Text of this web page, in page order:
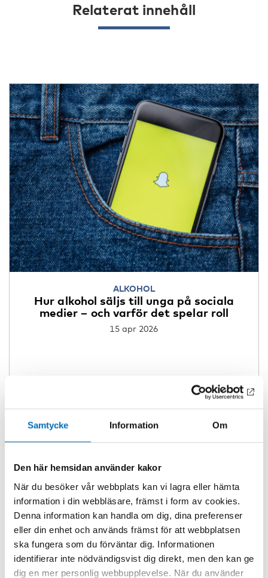
Samtycke Information Om
Den här hemsidan använder kakor
När du besöker vår webbplats kan vi lagra eller hämta
information i din webbläsare, främst i form av cookies.
Denna information kan handla om dig, dina preferenser
eller din enhet och används främst för att webbplatsen
ska fungera som du förväntar dig. Informationen
identifierar inte nödvändigsvist dig direkt, men den kan ge
dig en mer personlig webbupplevelse. När du använder
Relaterat innehåll
ALKOHOL
Hur alkohol säljs till unga på sociala
medier – och varför det spelar roll
15 apr 2026